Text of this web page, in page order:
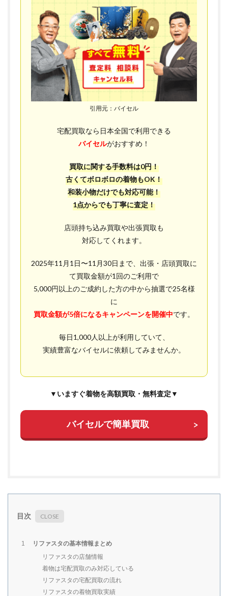
引用元：バイセル
宅配買取なら日本全国で利用できる
バイセルがおすすめ！
買取に関する手数料は0円！
古くてボロボロの着物もOK！
和装小物だけでも対応可能！
1点からでも丁寧に査定！
店頭持ち込み買取や出張買取も
対応してくれます。
2025年11月1日〜11月30日まで、出張・店頭買取に
て買取金額が1回のご利用で
5,000円以上のご成約した方の中から抽選で25名様
に
買取金額が5倍になるキャンペーンを開催中です。
毎日1,000人以上が利用していて、
実績豊富なバイセルに依頼してみませんか。
▼いますぐ着物を高額買取・無料査定▼
バイセルで簡単買取
目次
1
リファスタの基本情報まとめ
リファスタの店舗情報
着物は宅配買取のみ対応している
リファスタの宅配買取の流れ
リファスタの着物買取実績